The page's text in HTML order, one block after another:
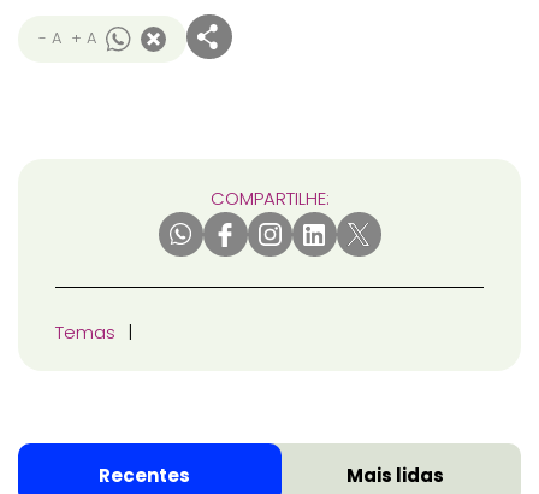
- A + A
COMPARTILHE:
Temas
Recentes Mais lidas